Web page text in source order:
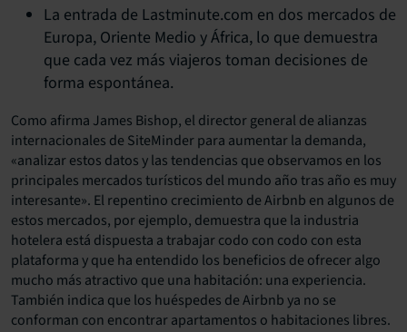
La entrada de Lastminute.com en dos mercados de
Europa, Oriente Medio y África, lo que demuestra
que cada vez más viajeros toman decisiones de
forma espontánea.
Como afirma James Bishop, el director general de alianzas
internacionales de SiteMinder para aumentar la demanda,
«analizar estos datos y las tendencias que observamos en los
principales mercados turísticos del mundo año tras año es muy
interesante». El repentino crecimiento de Airbnb en algunos de
estos mercados, por ejemplo, demuestra que la industria
hotelera está dispuesta a trabajar codo con codo con esta
plataforma y que ha entendido los beneficios de ofrecer algo
mucho más atractivo que una habitación: una experiencia.
También indica que los huéspedes de Airbnb ya no se
conforman con encontrar apartamentos o habitaciones libres.